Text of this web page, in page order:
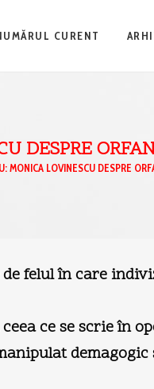
CURENT
DESPRE
MONICA LOVINESCU DESPRE
felul în care
ceea ce se scrie în